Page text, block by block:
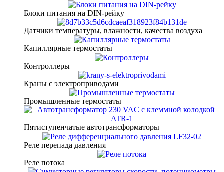
Блоки питания на DIN-рейку
Датчики температуры, влажности, качества воздуха
Капиллярные термостаты
Контроллеры
Краны с электроприводами
Промышленные термостаты
Пятиступенчатые автотрансформаторы
Реле перепада давления
Реле потока